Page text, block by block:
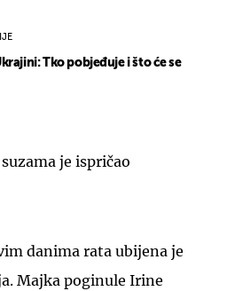
Tko pobjeđuje i što će se
je ispričao
danima rata ubijena je
Majka poginule Irine